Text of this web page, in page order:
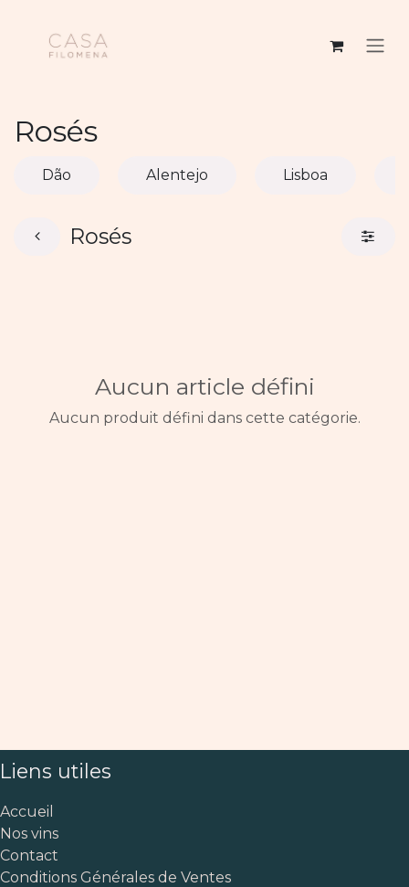
Rosés
Dão Alentejo Lisboa
Rosés
Aucun article défini
Aucun produit défini dans cette catégorie.
Liens utiles
Accueil
Nos vins
Contact
Conditions Générales de Ventes